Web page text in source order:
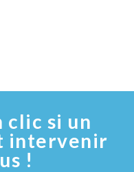
clic si un
intervenir
!